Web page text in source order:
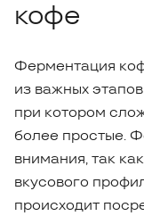
кофе
Ферментация
из важных этапов
при котором
более простые.
внимания, так
вкусового
происходит